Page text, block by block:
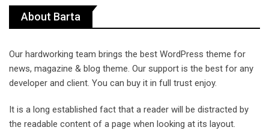
About Barta
Our hardworking team brings the best WordPress theme for
news, magazine & blog theme. Our support is the best for any
developer and client. You can buy it in full trust enjoy.
It is a long established fact that a reader will be distracted by
the readable content of a page when looking at its layout.